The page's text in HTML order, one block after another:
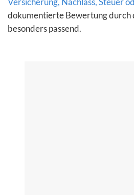
dokumentierte Bewertung durch
besonders passend.